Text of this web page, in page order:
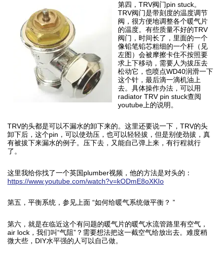
第四，TRV阀门pin stuck。
TRV阀门是带刻度的温度调节
阀，很方便地调整各个暖气片
的温度。有些质量不好的TRV
阀门，时间长了，里面的一个
像铅笔铅芯粗细的一个杆（见
左图）会被摩擦卡住不按照要
求上下移动，需要人为拔压去
松动它，也喷点WD40润滑一下
这个针，最后滴一滴机油上
去。具体操作办法，可以用
radiator TRV pin stuck查阅
youtube上的说明。
TRV的头都是可以不漏水的卸下来的。这里还要说一下，TRV的头
卸下后，这个pin，可以使劲压，也可以轻轻拔，但是别使劲拔，真
有被拔下来漏水的例子。压下去，又能自己弹上来，有行程就行
了。
这里我给你找了一个英国plumber视频，他的方法是对头的：
https://www.youtube.com/watch?v=kODmE8oXKIo
第五，平衡系统，参见上面 “如何给暖气系统做平衡？ ”
第六，就是在临近这个有问题的暖气片的暖气水流管路里有空气，
air lock，我们叫“气阻”？需要想法把这一截空气给放出去。难度稍
微大些，DIY水平强的人可以自己做。